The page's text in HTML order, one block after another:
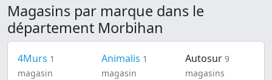
Magasins par marque dans le
département Morbihan
4Murs 1
magasin
Animalis 1
magasin
Autosur 9
magasins